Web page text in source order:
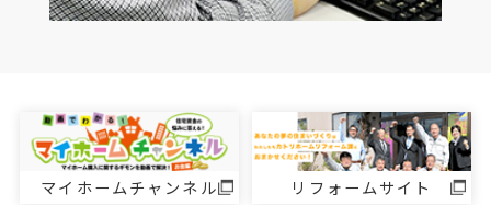
マイホームチャンネル リフォームサイト